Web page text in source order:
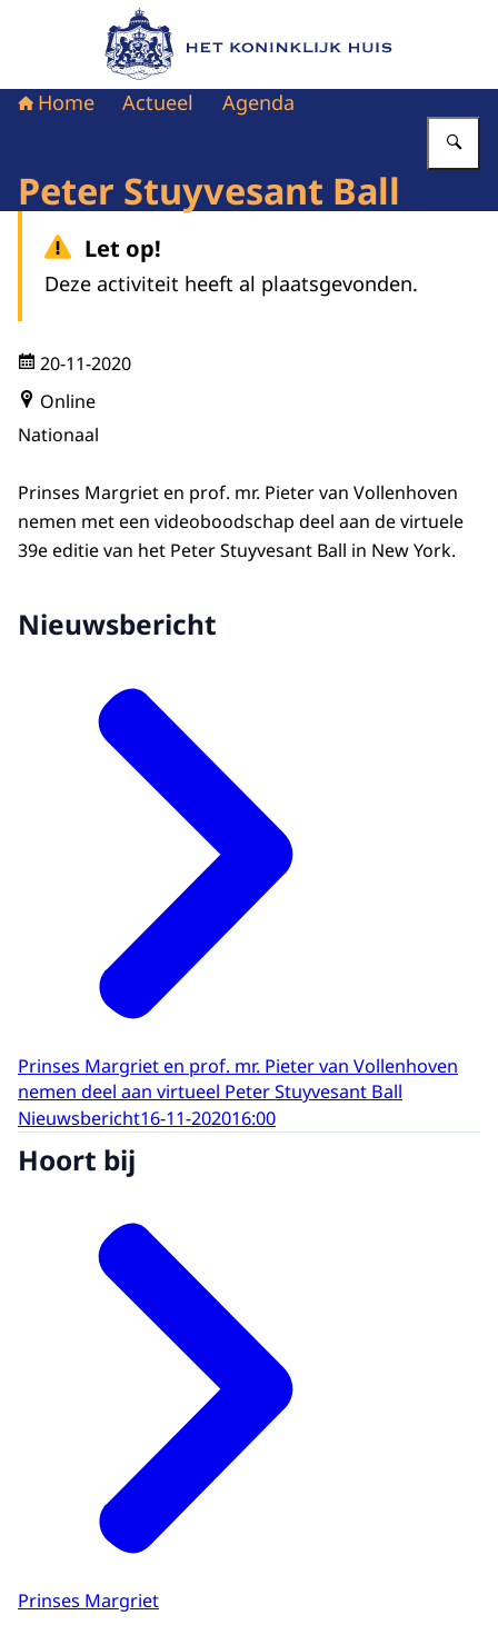
Naar de homepage van Het Koninklijk Huis
Home Actueel Agenda
Peter Stuyvesant Ball
Let op!
Deze activiteit heeft al plaatsgevonden.
20-11-2020
Online
Nationaal
Prinses Margriet en prof. mr. Pieter van Vollenhoven
nemen met een videoboodschap deel aan de virtuele
39e editie van het Peter Stuyvesant Ball in New York.
Nieuwsbericht
Prinses Margriet en prof. mr. Pieter van Vollenhoven
nemen deel aan virtueel Peter Stuyvesant Ball
Nieuwsbericht16-11-202016:00
Hoort bij
Prinses Margriet